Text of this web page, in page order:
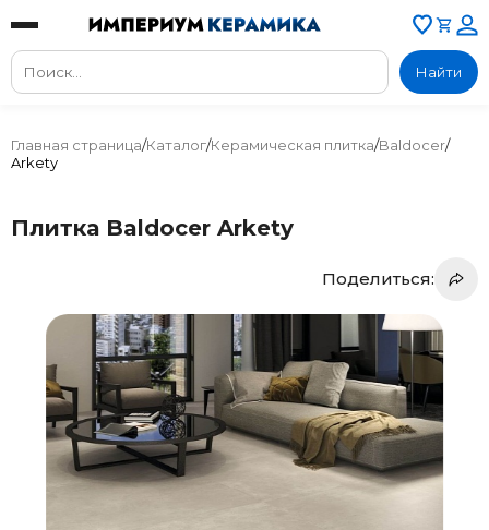
Найти
Главная страница/Каталог/Керамическая плитка/Baldocer/
Arkety
Плитка Baldocer Arkety
Поделиться: